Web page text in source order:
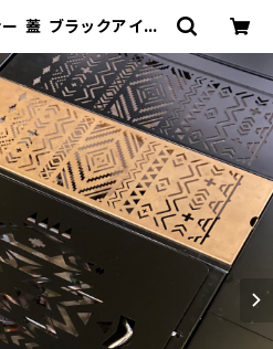
クアイア
タ Snow Peak スノ
PRODUCTS